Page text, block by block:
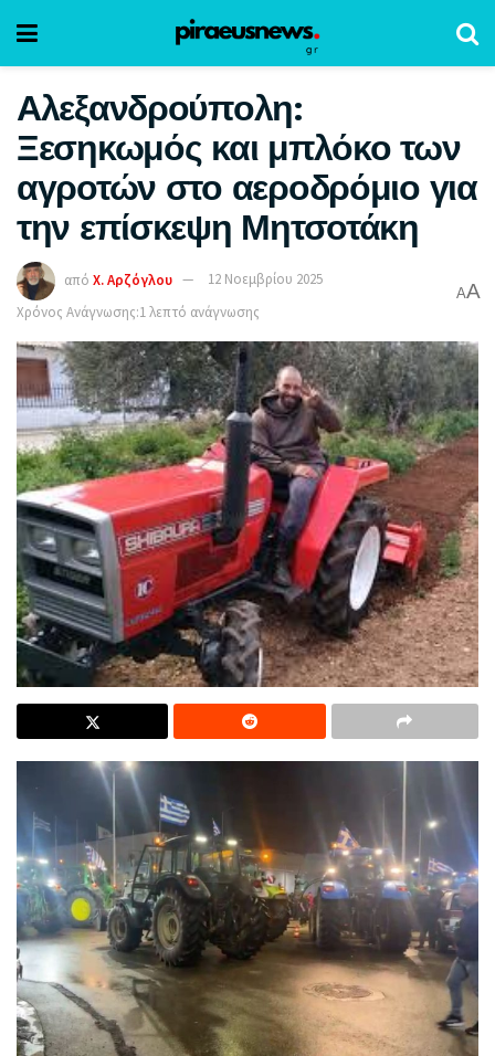
Αλεξανδρούπολη:
Ξεσηκωμός και μπλόκο των
αγροτών στο αεροδρόμιο για
την επίσκεψη Μητσοτάκη
από Χ. Αρζόγλου
12 Νοεμβρίου 2025
Χρόνος Ανάγνωσης:1 λεπτό ανάγνωσης
AA